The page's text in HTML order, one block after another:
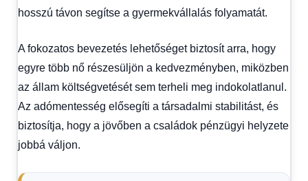
hosszú távon segítse a gyermekvállalás folyamatát.
A fokozatos bevezetés lehetőséget biztosít arra, hogy
egyre több nő részesüljön a kedvezményben, miközben
az állam költségvetését sem terheli meg indokolatlanul.
Az adómentesség elősegíti a társadalmi stabilitást, és
biztosítja, hogy a jövőben a családok pénzügyi helyzete
jobbá váljon.